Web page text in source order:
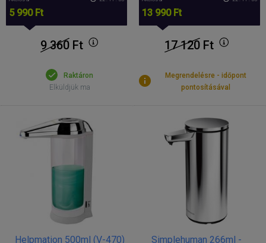
5 990 Ft
9 360 Ft
Raktáron
Elküldjük ma
13 990 Ft
17 120Ft
Megrendelésre - időpont
pontosításával
Helpmation 500ml (V-470)
Simplehuman 266ml -